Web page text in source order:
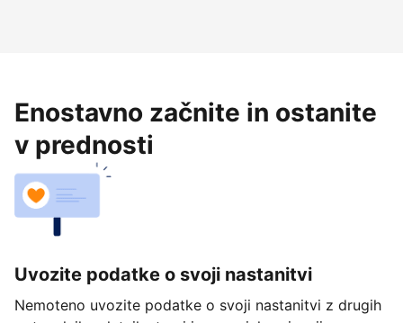
Enostavno začnite in ostanite
v prednosti
Uvozite podatke o svoji nastanitvi
Nemoteno uvozite podatke o svoji nastanitvi z drugih